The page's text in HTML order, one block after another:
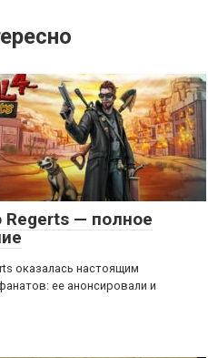
Regerts — полное
оказалась настоящим
ее анонсировали и